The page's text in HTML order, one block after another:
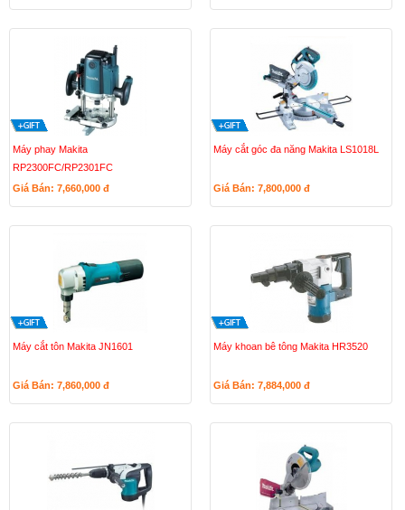
Máy phay Makita
RP2300FC/RP2301FC
Giá Bán: 7,660,000 đ
Máy cắt góc đa năng Makita LS1018L
Giá Bán: 7,800,000 đ
Máy cắt tôn Makita JN1601
Giá Bán: 7,860,000 đ
Máy khoan bê tông Makita HR3520
Giá Bán: 7,884,000 đ